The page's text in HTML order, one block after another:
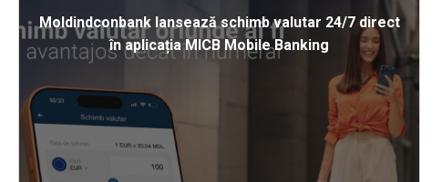
Moldindconbank lansează schimb valutar 24/7 direct
în aplicația MICB Mobile Banking